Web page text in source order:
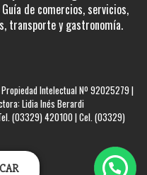
de comercios, servicios,
transporte y gastronomía.
Intelectual Nº 92025279 |
Lidia Inés Berardi
(03329) 420100 | Cel. (03329)